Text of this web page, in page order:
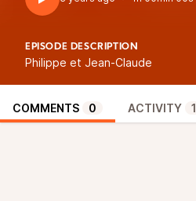
EPISODE DESCRIPTION
Philippe et Jean-Claude
COMMENTS 0 ACTIVITY 1